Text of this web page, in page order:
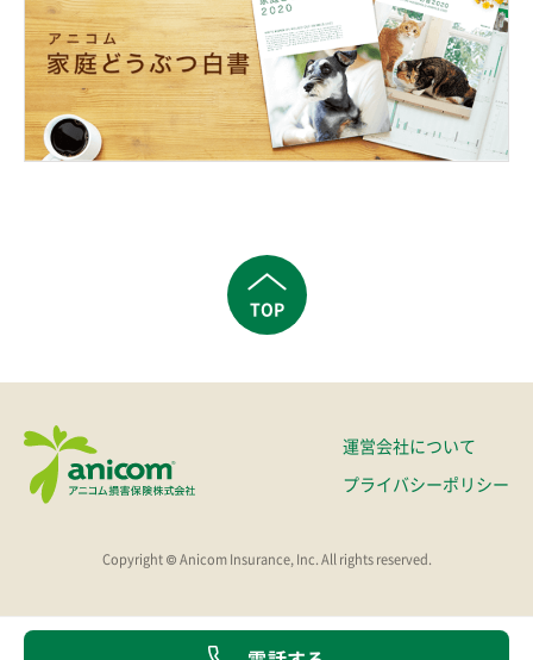
TOP
運営会社について
プライバシーポリシー
Copyright © Anicom Insurance, Inc. All rights reserved.